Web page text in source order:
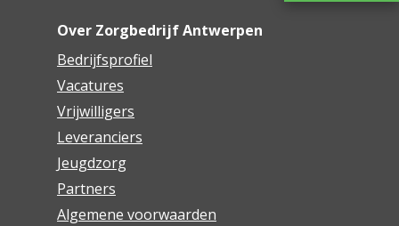
Over Zorgbedrijf Antwerpen
Bedrijfsprofiel
Vacatures
Vrijwilligers
Leveranciers
Jeugdzorg
Partners
Algemene voorwaarden